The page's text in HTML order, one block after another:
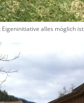
alles möglich ist